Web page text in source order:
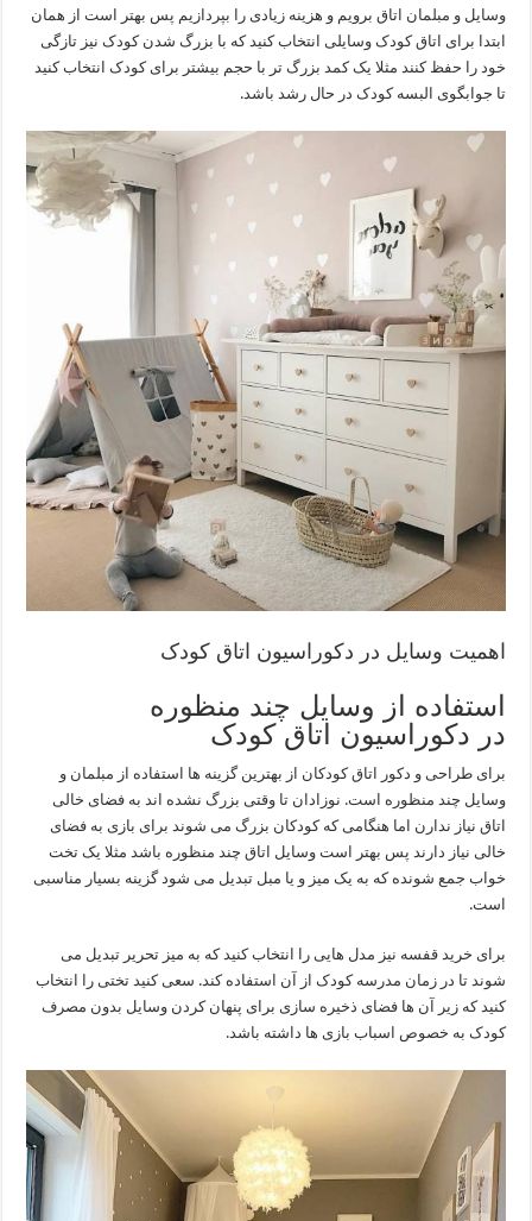
وسایل و مبلمان اتاق برویم و هزینه زیادی را بپردازیم پس بهتر است از همان
ابتدا برای اتاق کودک وسایلی انتخاب کنید که با بزرگ شدن کودک نیز تازگی
خود را حفظ کنند مثلا یک کمد بزرگ تر با حجم بیشتر برای کودک انتخاب کنید
تا جوابگوی البسه کودک در حال رشد باشد.
اهمیت وسایل در دکوراسیون اتاق کودک
استفاده از وسایل چند منظوره
در دکوراسیون اتاق کودک
برای طراحی و دکور اتاق کودکان از بهترین گزینه ها استفاده از مبلمان و
وسایل چند منظوره است. نوزادان تا وقتی بزرگ نشده اند به فضای خالی
اتاق نیاز ندارن اما هنگامی که کودکان بزرگ می شوند برای بازی به فضای
خالی نیاز دارند پس بهتر است وسایل اتاق چند منظوره باشد مثلا یک تخت
خواب جمع شونده که به یک میز و یا مبل تبدیل می شود گزینه بسیار مناسبی
است.
برای خرید قفسه نیز مدل هایی را انتخاب کنید که به میز تحریر تبدیل می
شوند تا در زمان مدرسه کودک از آن استفاده کند. سعی کنید تختی را انتخاب
کنید که زیر آن ها فضای ذخیره سازی برای پنهان کردن وسایل بدون مصرف
کودک به خصوص اسباب بازی ها داشته باشد.